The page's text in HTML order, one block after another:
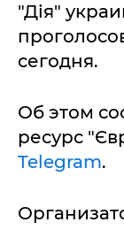
"Дія"
сегодня.
Об этом
ресурс
Telegram.